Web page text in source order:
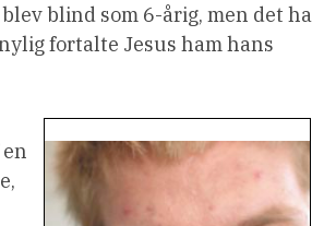
blind som 6-årig, men det
fortalte Jesus ham hans